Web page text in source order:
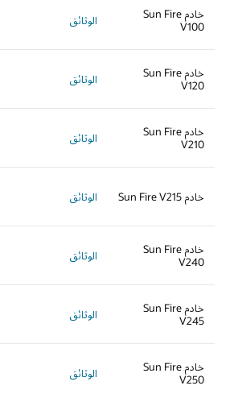
خادم Sun Fire
V100
الوثائق
خادم Sun Fire
V120
الوثائق
خادم Sun Fire
V210
الوثائق
خادم Sun Fire V215 الوثائق
خادم Sun Fire
V240
الوثائق
خادم Sun Fire
V245
الوثائق
خادم Sun Fire
V250
الوثائق